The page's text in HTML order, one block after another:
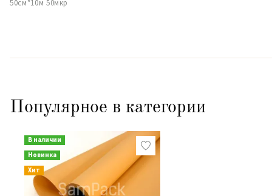
50см*10м 50мкр
Популярное в категории
В наличии
Новинка
Хит